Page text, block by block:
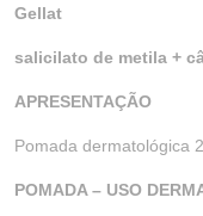
Gellat
salicilato de metila +
APRESENTAÇÃO
Pomada dermatológica
POMADA – USO